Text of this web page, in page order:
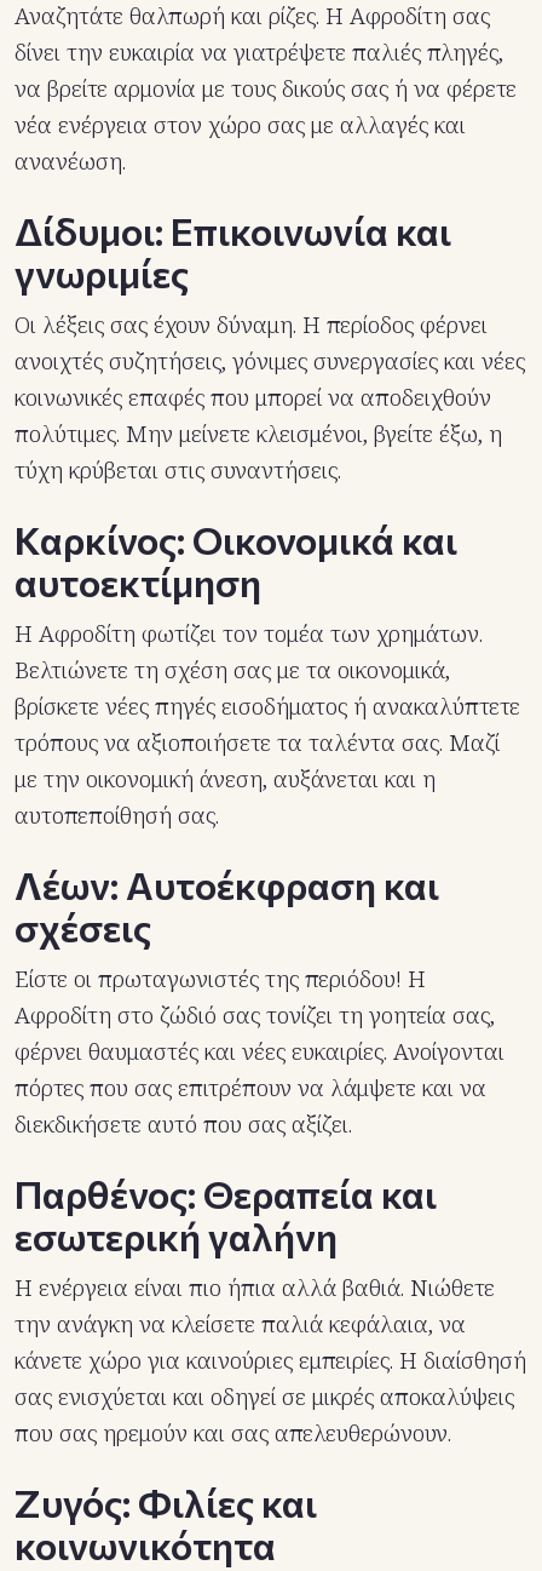
Αναζητάτε θαλπωρή και ρίζες. Η Αφροδίτη σας
δίνει την ευκαιρία να γιατρέψετε παλιές πληγές,
να βρείτε αρμονία με τους δικούς σας ή να φέρετε
νέα ενέργεια στον χώρο σας με αλλαγές και
ανανέωση.
Δίδυμοι: Επικοινωνία και
γνωριμίες
Οι λέξεις σας έχουν δύναμη. Η περίοδος φέρνει
ανοιχτές συζητήσεις, γόνιμες συνεργασίες και νέες
κοινωνικές επαφές που μπορεί να αποδειχθούν
πολύτιμες. Μην μείνετε κλεισμένοι, βγείτε έξω, η
τύχη κρύβεται στις συναντήσεις.
Καρκίνος: Οικονομικά και
αυτοεκτίμηση
Η Αφροδίτη φωτίζει τον τομέα των χρημάτων.
Βελτιώνετε τη σχέση σας με τα οικονομικά,
βρίσκετε νέες πηγές εισοδήματος ή ανακαλύπτετε
τρόπους να αξιοποιήσετε τα ταλέντα σας. Μαζί
με την οικονομική άνεση, αυξάνεται και η
αυτοπεποίθησή σας.
Λέων: Αυτοέκφραση και
σχέσεις
Είστε οι πρωταγωνιστές της περιόδου! Η
Αφροδίτη στο ζώδιό σας τονίζει τη γοητεία σας,
φέρνει θαυμαστές και νέες ευκαιρίες. Ανοίγονται
πόρτες που σας επιτρέπουν να λάμψετε και να
διεκδικήσετε αυτό που σας αξίζει.
Παρθένος: Θεραπεία και
εσωτερική γαλήνη
Η ενέργεια είναι πιο ήπια αλλά βαθιά. Νιώθετε
την ανάγκη να κλείσετε παλιά κεφάλαια, να
κάνετε χώρο για καινούριες εμπειρίες. Η διαίσθησή
σας ενισχύεται και οδηγεί σε μικρές αποκαλύψεις
που σας ηρεμούν και σας απελευθερώνουν.
Ζυγός: Φιλίες και
κοινωνικότητα